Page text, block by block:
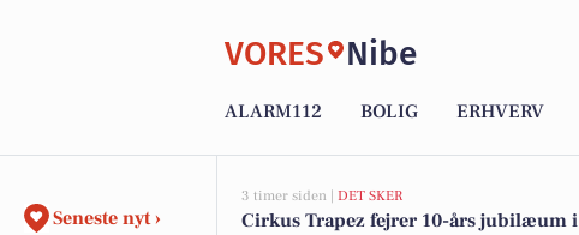
VORES Nibe
ALARM112 BOLIG ERHVERV
Seneste nyt ›
3 timer siden | DET SKER
Cirkus Trapez fejrer 10-års jubilæum i